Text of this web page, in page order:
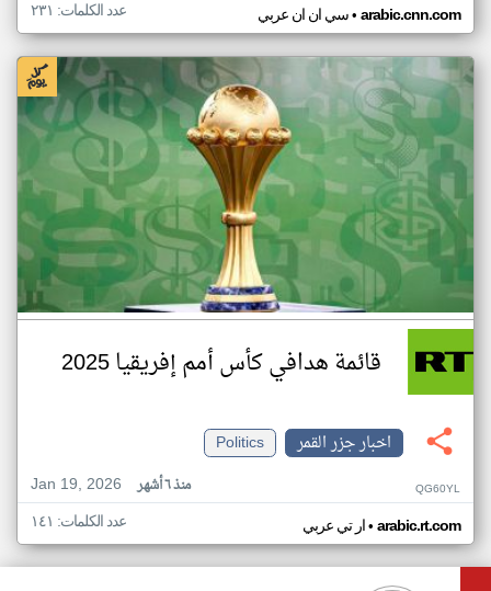
سي ان ان عربي• arabic.cnn.com عدد الكلمات: ٢٣١
قائمة هدافي كأس أمم إفريقيا 2025
اخبار جزر القمر
Politics
Jan 19, 2026
منذ ٦ أشهر QG60YL
ار تي عربي• arabic.rt.com عدد الكلمات: ١٤١